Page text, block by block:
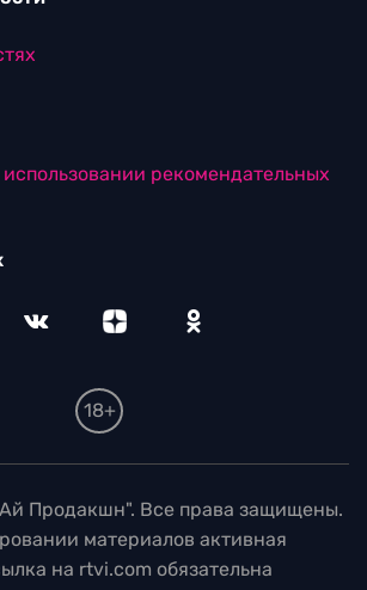
рекомендательных
18+
Продакшн". Все права защищены.
материалов активная
на rtvi.com обязательна